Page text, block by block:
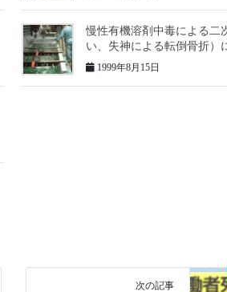
慢性有機溶剤中毒による二
い、失神による転倒骨折）
1999年8月15日
次の記事